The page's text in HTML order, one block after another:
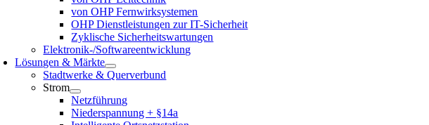
von OHP Fernwirksystemen
OHP Dienstleistungen zur IT-Sicherheit
Zyklische Sicherheitswartungen
Elektronik-/Softwareentwicklung
Lösungen & Märkte
Stadtwerke & Querverbund
Strom
Netzführung
Niederspannung + §14a